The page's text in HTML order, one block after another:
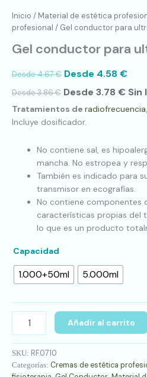
Inicio / Material de estética
profesional / Gel conductor para
Gel conductor para
Desde4.67€ Desde 4.58€
Desde3.86€ Desde 3.78 € Sin
Tratamientos de radiofrecuencia,
Incluye dosificador.
No contiene sal, es
mancha. No estropea y
También es indicado para
transmisor en ecografías.
No contiene componentes
características propias
lo que es un producto
Capacidad
1.000+50ml 5.000ml
Añadir al carrito
SKU: RF.0710
Categorías: Cremas de estética